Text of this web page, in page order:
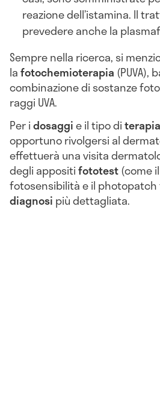
reazione dell’istamina. Il
prevedere anche la
Sempre nella ricerca, si
lafotochemioterapia (PUVA),
combinazione di sostanze
raggi UVA.
Per idosaggie il tipo diterapia
opportuno rivolgersi al
effettuerà una visita
degli appositifototest(come
fotosensibilità e il photopatch
diagnosi più dettagliata.